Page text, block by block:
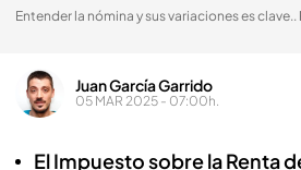
Entender la nómina y sus variaciones es clave..
Juan García Garrido
05 MAR 2025 - 07:00h.
El Impuesto sobre la Renta